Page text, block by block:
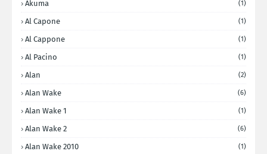
Akuma (1)
Al Capone (1)
Al Cappone (1)
Al Pacino (1)
Alan (2)
Alan Wake (6)
Alan Wake 1 (1)
Alan Wake 2 (6)
Alan Wake 2010 (1)